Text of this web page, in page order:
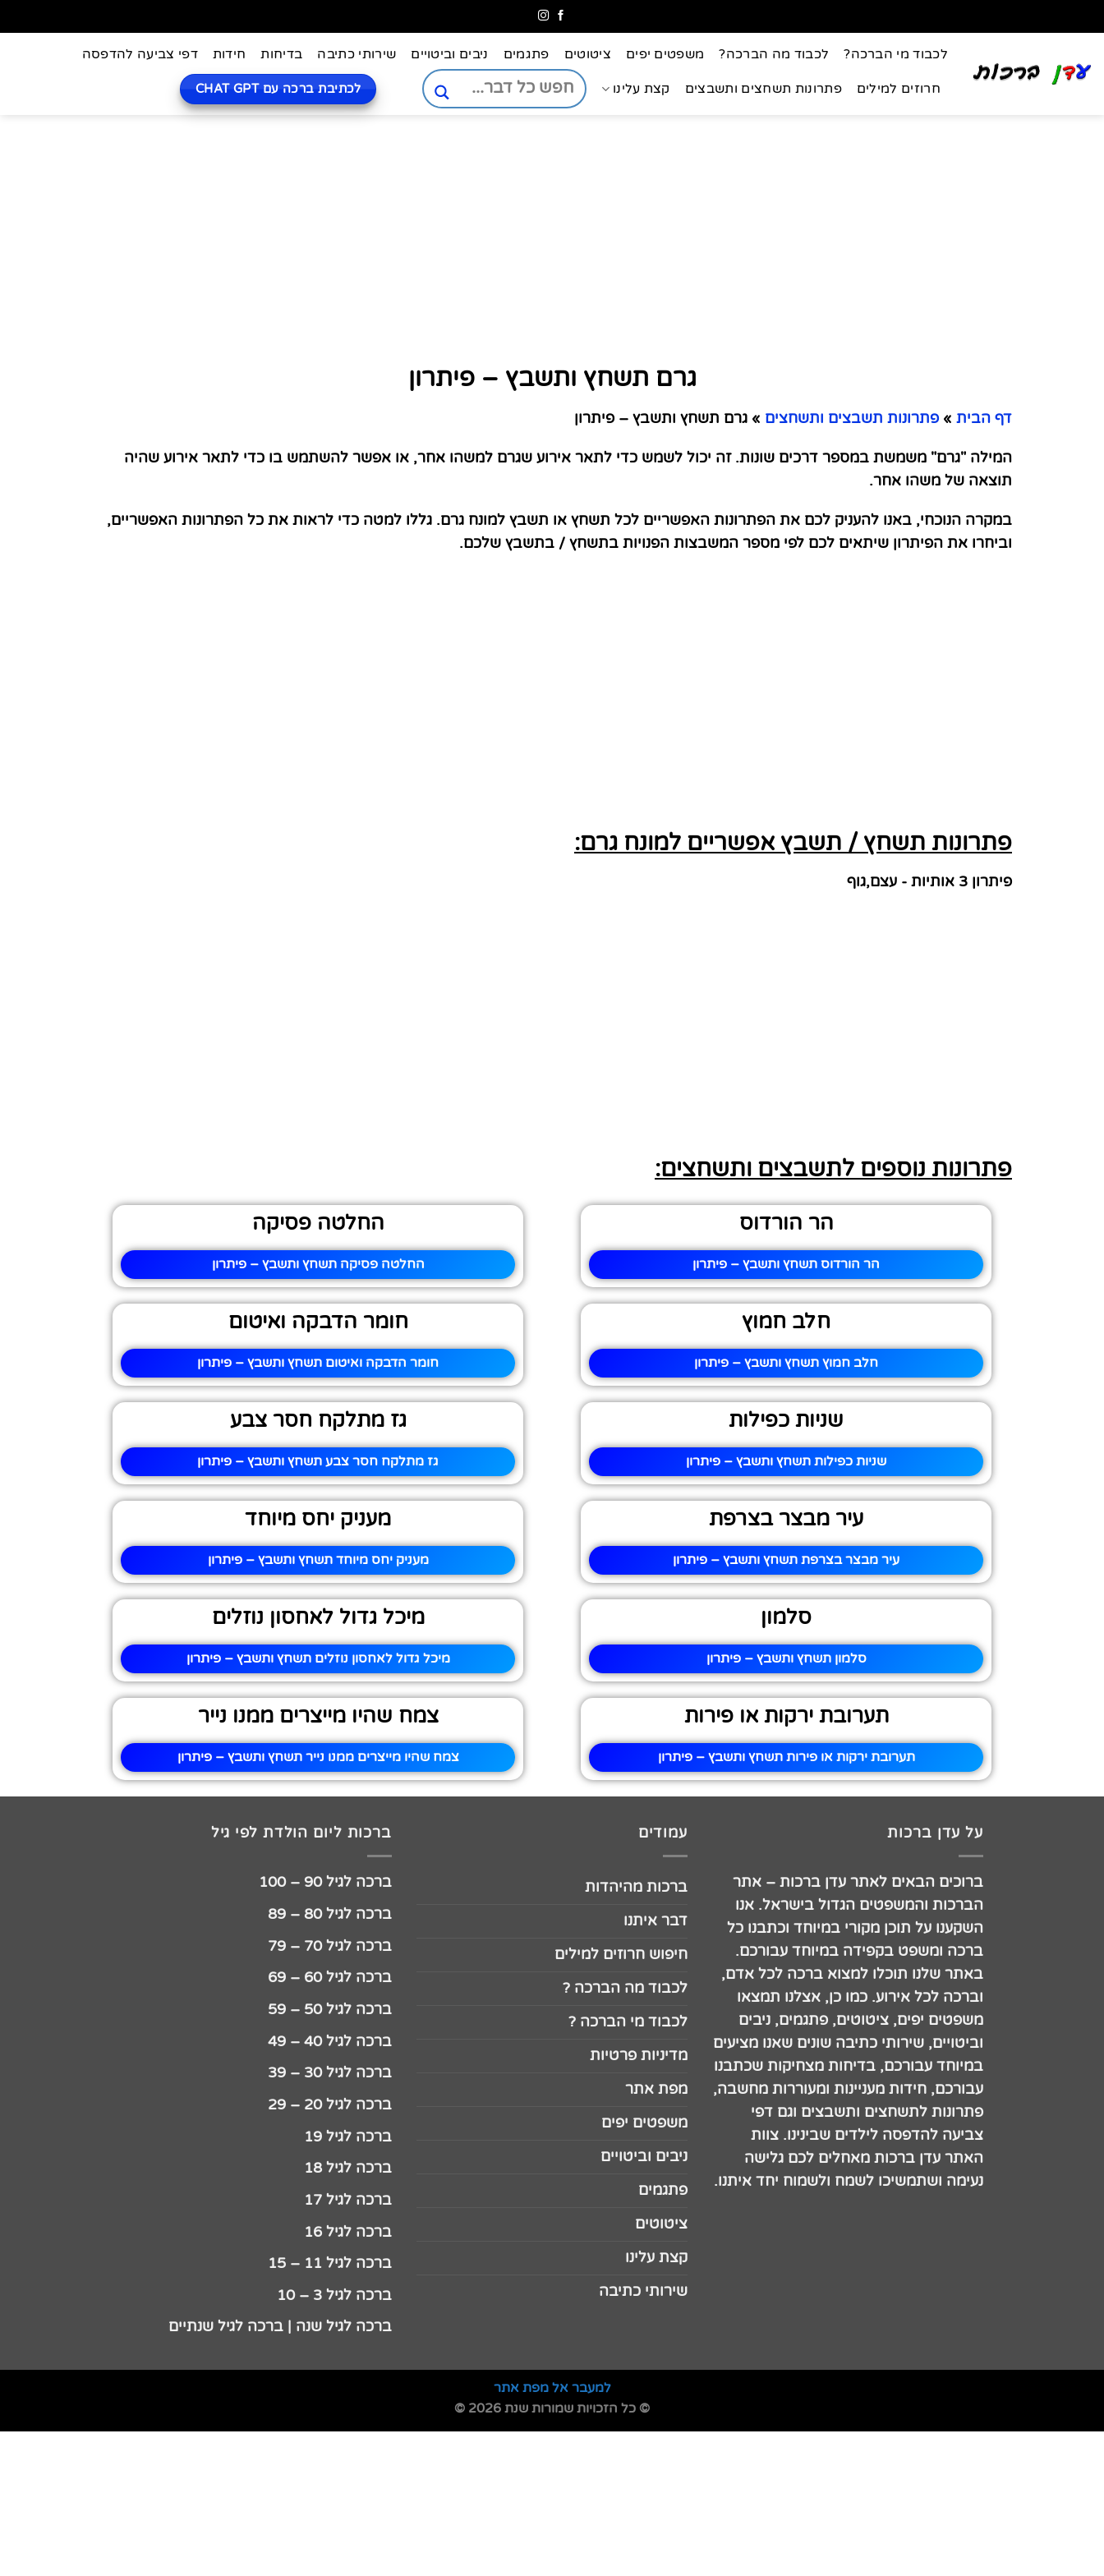
לכבוד מי הברכה? לכבוד מה הברכה? משפטים יפים ציטוטים פתגמים ניבים וביטויים שירותי כתיבה בדיחות חידות דפי צביעה להדפסה
חרוזים למילים פתרונות תשחצים ותשבצים קצת עלינו לכתיבת ברכה עם CHAT GPT
גרם תשחץ ותשבץ – פיתרון
דף הבית » פתרונות תשבצים ותשחצים » גרם תשחץ ותשבץ – פיתרון
המילה "גרם" משמשת במספר דרכים שונות. זה יכול לשמש כדי לתאר אירוע שגרם למשהו אחר, או אפשר להשתמש בו כדי לתאר אירוע שהיה
תוצאה של משהו אחר.
במקרה הנוכחי, באנו להעניק לכם את הפתרונות האפשריים לכל תשחץ או תשבץ למונח גרם. גללו למטה כדי לראות את כל הפתרונות האפשריים,
וביחרו את הפיתרון שיתאים לכם לפי מספר המשבצות הפנויות בתשחץ / בתשבץ שלכם.
פתרונות תשחץ / תשבץ אפשריים למונח גרם:
פיתרון 3 אותיות - עצם,גוף
פתרונות נוספים לתשבצים ותשחצים:
הר הורדוס
הר הורדוס תשחץ ותשבץ – פיתרון
החלטה פסיקה
החלטה פסיקה תשחץ ותשבץ – פיתרון
חלב חמוץ
חלב חמוץ תשחץ ותשבץ – פיתרון
חומר הדבקה ואיטום
חומר הדבקה ואיטום תשחץ ותשבץ – פיתרון
שניות כפילות
שניות כפילות תשחץ ותשבץ – פיתרון
גז מתלקח חסר צבע
גז מתלקח חסר צבע תשחץ ותשבץ – פיתרון
עיר מבצר בצרפת
עיר מבצר בצרפת תשחץ ותשבץ – פיתרון
מעניק יחס מיוחד
מעניק יחס מיוחד תשחץ ותשבץ – פיתרון
סלמון
סלמון תשחץ ותשבץ – פיתרון
מיכל גדול לאחסון נוזלים
מיכל גדול לאחסון נוזלים תשחץ ותשבץ – פיתרון
תערובת ירקות או פירות
תערובת ירקות או פירות תשחץ ותשבץ – פיתרון
צמח שהיו מייצרים ממנו נייר
צמח שהיו מייצרים ממנו נייר תשחץ ותשבץ – פיתרון
על עדן ברכות
ברוכים הבאים לאתר עדן ברכות – אתר
הברכות והמשפטים הגדול בישראל. אנו
השקענו על תוכן מקורי במיוחד וכתבנו כל
ברכה ומשפט בקפידה במיוחד עבורכם.
באתר שלנו תוכלו למצוא ברכה לכל אדם,
וברכה לכל אירוע. כמו כן, אצלנו תמצאו
משפטים יפים, ציטוטים, פתגמים, ניבים
וביטויים, שירותי כתיבה שונים שאנו מציעים
במיוחד עבורכם, בדיחות מצחיקות שכתבנו
עבורכם, חידות מעניינות ומעוררות מחשבה,
פתרונות לתשחצים ותשבצים וגם דפי
צביעה להדפסה לילדים שבינינו. צוות
האתר עדן ברכות מאחלים לכם גלישה
נעימה ושתמשיכו לשמח ולשמוח יחד איתנו.
עמודים
ברכות מהיהדות
דבר איתנו
חיפוש חרוזים למילים
לכבוד מה הברכה ?
לכבוד מי הברכה ?
מדיניות פרטיות
מפת אתר
משפטים יפים
ניבים וביטויים
פתגמים
ציטוטים
קצת עלינו
שירותי כתיבה
ברכות ליום הולדת לפי גיל
ברכה לגיל 90 – 100
ברכה לגיל 80 – 89
ברכה לגיל 70 – 79
ברכה לגיל 60 – 69
ברכה לגיל 50 – 59
ברכה לגיל 40 – 49
ברכה לגיל 30 – 39
ברכה לגיל 20 – 29
ברכה לגיל 19
ברכה לגיל 18
ברכה לגיל 17
ברכה לגיל 16
ברכה לגיל 11 – 15
ברכה לגיל 3 – 10
ברכה לגיל שנה | ברכה לגיל שנתיים
למעבר אל מפת אתר
© כל הזכויות שמורות שנת 2026 ©